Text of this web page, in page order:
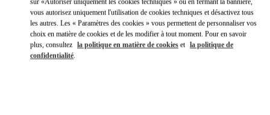
Link Opens in New Tab
vous autorisez uniquement l'utilisation de cookies techniques et désactivez tous
les autres. Les « Paramètres des cookies » vous permettent de personnaliser vos
choix en matière de cookies et de les modifier à tout moment. Pour en savoir
plus, consultez la politique en matière de cookies et la politique de
confidentialité.